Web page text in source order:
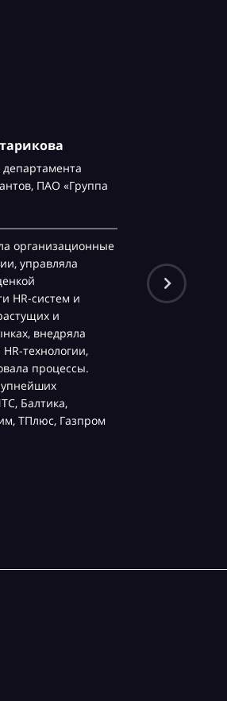
департамента
ПАО «Группа
организационные
управляла
HR-систем и
и
внедряла
технологии,
процессы.
Балтика,
ТПлюс, Газпром